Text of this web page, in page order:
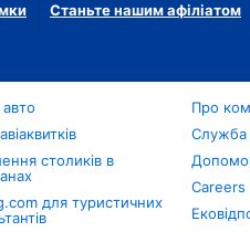
Станьте нашим афіліатом
столиків в
для туристичних
Про
Служба
Careers